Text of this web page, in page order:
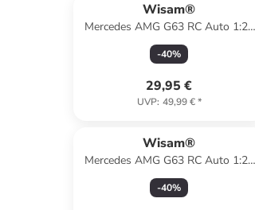
Wisam®
Mercedes AMG G63 RC Auto 1:24
ferngesteuert
-40%
29,95 €
UVP: 49,99 €*
Wisam®
Mercedes AMG G63 RC Auto 1:24
ferngesteuert
-40%